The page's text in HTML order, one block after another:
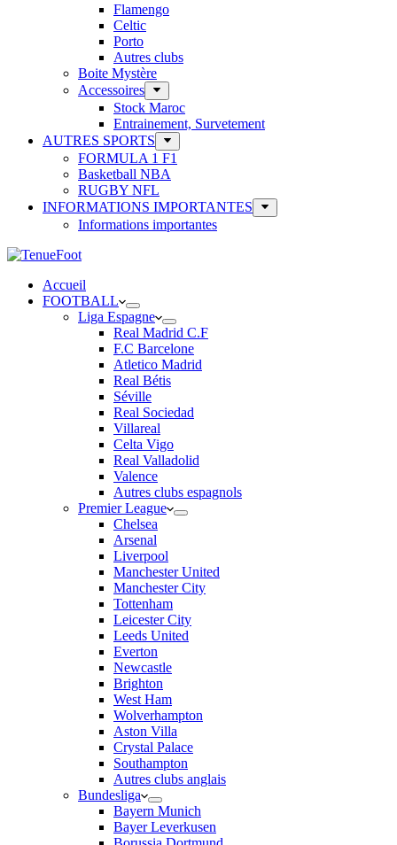
Flamengo
Celtic
Porto
Autres clubs
Boite Mystère
Accessoires
Stock Maroc
Entrainement, Survetement
AUTRES SPORTS
FORMULA 1 F1
Basketball NBA
RUGBY NFL
INFORMATIONS IMPORTANTES
Informations importantes
Accueil
FOOTBALL
Liga Espagne
Real Madrid C.F
F.C Barcelone
Atletico Madrid
Real Bétis
Séville
Real Sociedad
Villareal
Celta Vigo
Real Valladolid
Valence
Autres clubs espagnols
Premier League
Chelsea
Arsenal
Liverpool
Manchester United
Manchester City
Tottenham
Leicester City
Leeds United
Everton
Newcastle
Brighton
West Ham
Wolverhampton
Aston Villa
Crystal Palace
Southampton
Autres clubs anglais
Bundesliga
Bayern Munich
Bayer Leverkusen